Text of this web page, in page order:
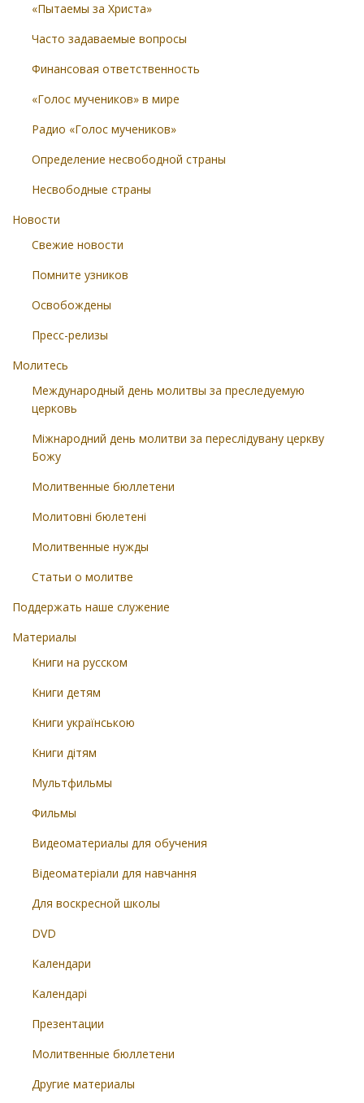
«Пытаемы за Христа»
Часто задаваемые вопросы
Финансовая ответственность
«Голос мучеников» в мире
Радио «Голос мучеников»
Определение несвободной страны
Несвободные страны
Новости
Свежие новости
Помните узников
Освобождены
Пресс-релизы
Молитесь
Международный день молитвы за преследуемую
церковь
Міжнародний день молитви за переслідувану церкву
Божу
Молитвенные бюллетени
Молитовні бюлетені
Молитвенные нужды
Статьи о молитве
Поддержать наше служение
Материалы
Книги на русском
Книги детям
Книги українською
Книги дітям
Мультфильмы
Фильмы
Видеоматериалы для обучения
Відеоматеріали для навчання
Для воскресной школы
DVD
Календари
Календарі
Презентации
Молитвенные бюллетени
Другие материалы